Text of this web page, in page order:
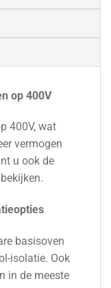
op 400V
400V, wat
vermogen
u ook de
basisoven
isolatie. Ook
in de meeste